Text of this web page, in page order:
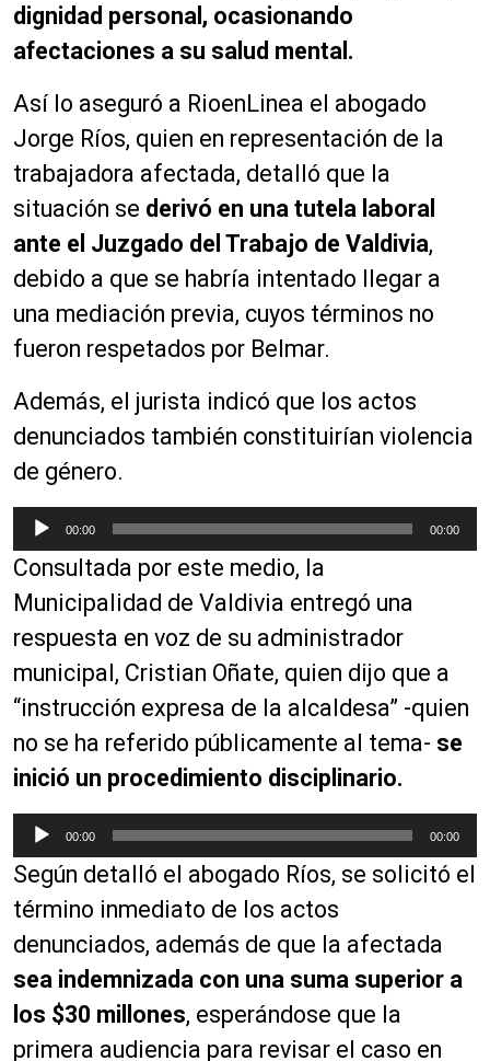
dignidad personal, ocasionando
afectaciones a su salud mental.
Así lo aseguró a RioenLinea el abogado
Jorge Ríos, quien en representación de la
trabajadora afectada, detalló que la
situación se derivó en una tutela laboral
ante el Juzgado del Trabajo de Valdivia,
debido a que se habría intentado llegar a
una mediación previa, cuyos términos no
fueron respetados por Belmar.
Además, el jurista indicó que los actos
denunciados también constituirían violencia
de género.
e
p
r
d
u
c
o
r
d
a
u
d
i
00:00 00:00
Consultada por este medio, la
Municipalidad de Valdivia entregó una
respuesta en voz de su administrador
municipal, Cristian Oñate, quien dijo que a
“instrucción expresa de la alcaldesa” -quien
no se ha referido públicamente al tema- se
inició un procedimiento disciplinario.
e
p
r
d
u
c
00:00 00:00
Según detalló el abogado Ríos, se solicitó el
término inmediato de los actos
denunciados, además de que la afectada
sea indemnizada con una suma superior a
los $30 millones, esperándose que la
primera audiencia para revisar el caso en